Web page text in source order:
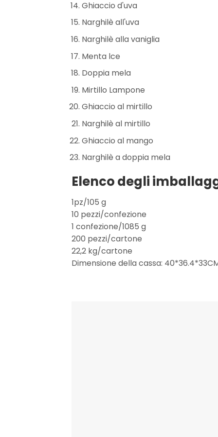
Ghiaccio d'uva
Narghilè all'uva
Narghilè alla vaniglia
Menta lce
Doppia mela
Mirtillo Lampone
Ghiaccio al mirtillo
Narghilè al mirtillo
Ghiaccio al mango
Narghilè a doppia mela
Elenco degli
1pz/105 g
10 pezzi/confezione
1 confezione/1085 g
200 pezzi/cartone
22,2 kg/cartone
Dimensione della cassa: